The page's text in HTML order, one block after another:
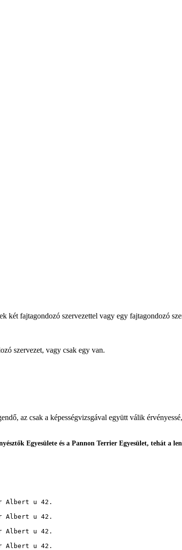
fajtagondozó szervezettel vagy egy fajtagondozó
szervezet, vagy csak egy van.
az csak a képességvizsgával együtt válik
Egyesülete és a Pannon Terrier Egyesület, tehát
Albert u 42.
Albert u 42.
Albert u 42.
Albert u 42.